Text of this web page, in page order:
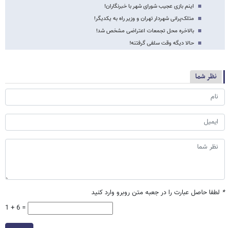
اینم بازی عجیب شورای شهر با خبرنگاران!
متلک‌پرانی شهردار تهران و وزیر راه به یکدیگر!
بالاخره محل تجمعات اعتراضی مشخص شد!
حالا دیگه وقت سلفی گرفتنه!
نظر شما
* لطفا حاصل عبارت را در جعبه متن روبرو وارد کنید
1 + 6 =